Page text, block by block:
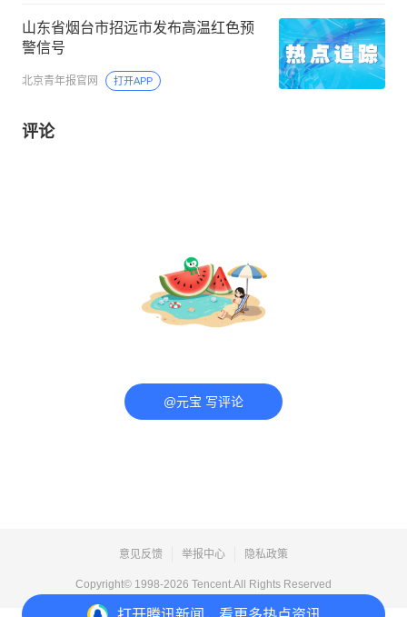
山东省烟台市招远市发布高温红色预
警信号
北京青年报官网 打开APP
评论
@元宝 写评论
意见反馈 举报中心 隐私政策
Copyright© 1998-2026 Tencent.All Rights Reserved